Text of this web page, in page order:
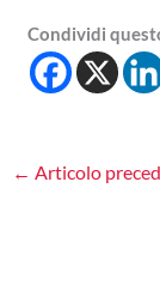
Condividi
← Articolo